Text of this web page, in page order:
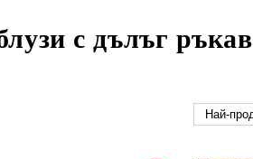
с дълъг ръкав